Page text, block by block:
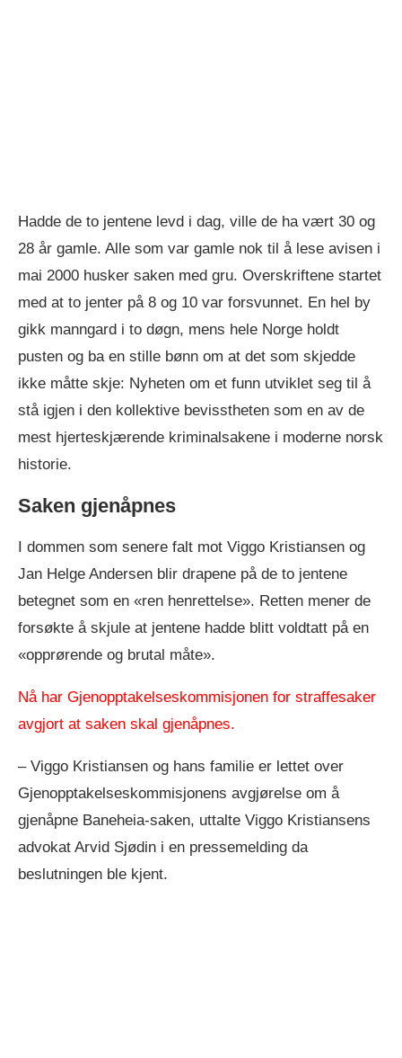
Hadde de to jentene levd i dag, ville de ha vært 30 og
28 år gamle. Alle som var gamle nok til å lese avisen i
mai 2000 husker saken med gru. Overskriftene startet
med at to jenter på 8 og 10 var forsvunnet. En hel by
gikk manngard i to døgn, mens hele Norge holdt
pusten og ba en stille bønn om at det som skjedde
ikke måtte skje: Nyheten om et funn utviklet seg til å
stå igjen i den kollektive bevisstheten som en av de
mest hjerteskjærende kriminalsakene i moderne norsk
historie.
Saken gjenåpnes
I dommen som senere falt mot Viggo Kristiansen og
Jan Helge Andersen blir drapene på de to jentene
betegnet som en «ren henrettelse». Retten mener de
forsøkte å skjule at jentene hadde blitt voldtatt på en
«opprørende og brutal måte».
Nå har Gjenopptakelseskommisjonen for straffesaker
avgjort at saken skal gjenåpnes.
– Viggo Kristiansen og hans familie er lettet over
Gjenopptakelseskommisjonens avgjørelse om å
gjenåpne Baneheia-saken, uttalte Viggo Kristiansens
advokat Arvid Sjødin i en pressemelding da
beslutningen ble kjent.